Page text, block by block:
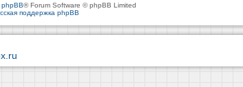
phpBB® Forum Software © phpBB Limited
поддержка phpBB